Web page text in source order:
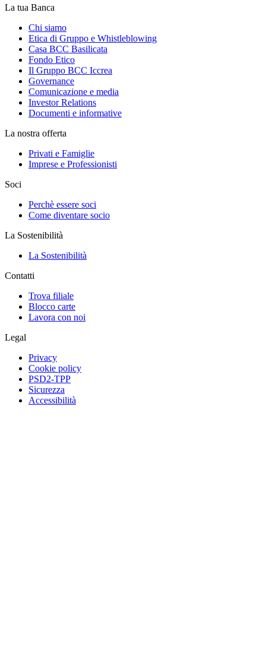
La tua Banca
Chi siamo
Etica di Gruppo e Whistleblowing
Casa BCC Basilicata
Fondo Etico
Il Gruppo BCC Iccrea
Governance
Comunicazione e media
Investor Relations
Documenti e informative
La nostra offerta
Privati e Famiglie
Imprese e Professionisti
Soci
Perchè essere soci
Come diventare socio
La Sostenibilità
La Sostenibilità
Contatti
Trova filiale
Blocco carte
Lavora con noi
Legal
Privacy
Cookie policy
PSD2-TPP
Sicurezza
Accessibilità